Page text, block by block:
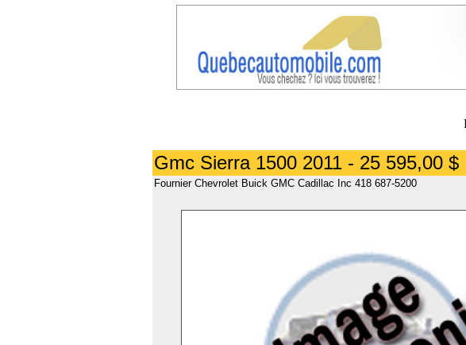
Gmc Sierra 1500 2011 - 25 595,00 $
Fournier Chevrolet Buick GMC Cadillac Inc 418 687-5200